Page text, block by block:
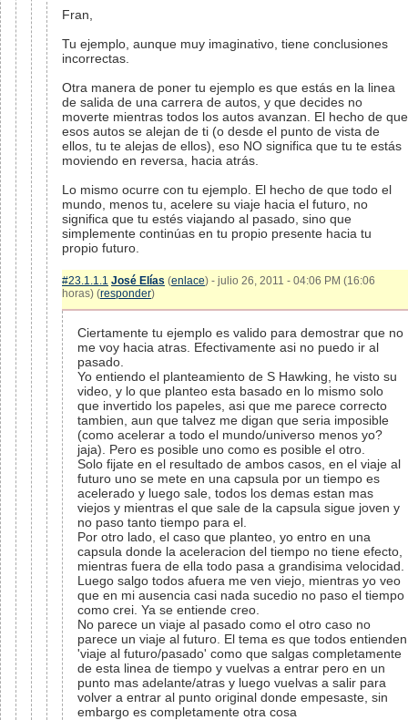
Fran,
Tu ejemplo, aunque muy imaginativo, tiene conclusiones
incorrectas.
Otra manera de poner tu ejemplo es que estás en la linea
de salida de una carrera de autos, y que decides no
moverte mientras todos los autos avanzan. El hecho de que
esos autos se alejan de ti (o desde el punto de vista de
ellos, tu te alejas de ellos), eso NO significa que tu te estás
moviendo en reversa, hacia atrás.
Lo mismo ocurre con tu ejemplo. El hecho de que todo el
mundo, menos tu, acelere su viaje hacia el futuro, no
significa que tu estés viajando al pasado, sino que
simplemente continúas en tu propio presente hacia tu
propio futuro.
#23.1.1.1 José Elías (enlace) - julio 26, 2011 - 04:06 PM (16:06
horas) (responder)
Ciertamente tu ejemplo es valido para demostrar que no
me voy hacia atras. Efectivamente asi no puedo ir al
pasado.
Yo entiendo el planteamiento de S Hawking, he visto su
video, y lo que planteo esta basado en lo mismo solo
que invertido los papeles, asi que me parece correcto
tambien, aun que talvez me digan que seria imposible
(como acelerar a todo el mundo/universo menos yo?
jaja). Pero es posible uno como es posible el otro.
Solo fijate en el resultado de ambos casos, en el viaje al
futuro uno se mete en una capsula por un tiempo es
acelerado y luego sale, todos los demas estan mas
viejos y mientras el que sale de la capsula sigue joven y
no paso tanto tiempo para el.
Por otro lado, el caso que planteo, yo entro en una
capsula donde la aceleracion del tiempo no tiene efecto,
mientras fuera de ella todo pasa a grandisima velocidad.
Luego salgo todos afuera me ven viejo, mientras yo veo
que en mi ausencia casi nada sucedio no paso el tiempo
como crei. Ya se entiende creo.
No parece un viaje al pasado como el otro caso no
parece un viaje al futuro. El tema es que todos entienden
'viaje al futuro/pasado' como que salgas completamente
de esta linea de tiempo y vuelvas a entrar pero en un
punto mas adelante/atras y luego vuelvas a salir para
volver a entrar al punto original donde empesaste, sin
embargo es completamente otra cosa